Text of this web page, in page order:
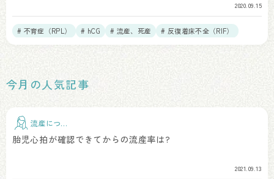
2020.09.15
# 不育症（RPL） # hCG # 流産、死産 # 反復着床不全（RIF）
今月の人気記事
流産につい
胎児心拍が確認できてからの流産率は?
2021.09.13